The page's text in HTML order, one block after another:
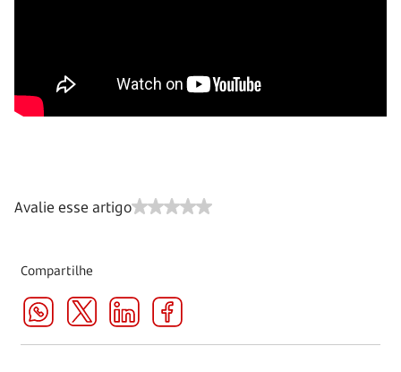
Avalie esse artigo
Compartilhe